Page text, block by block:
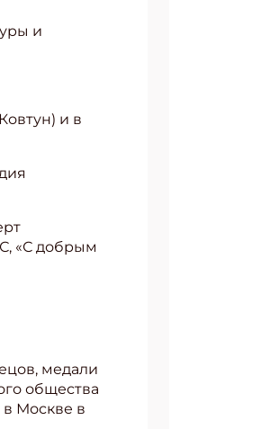
и
и в
«С добрым
медали
общества
в Москве в